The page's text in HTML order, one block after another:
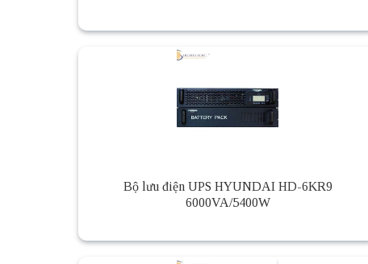
Bộ lưu điện UPS HYUNDAI HD-6KR9
6000VA/5400W